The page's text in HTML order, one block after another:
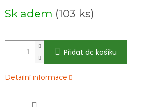
cena:
Skladem (103 ks)
Přidat do košíku
Detailní informace